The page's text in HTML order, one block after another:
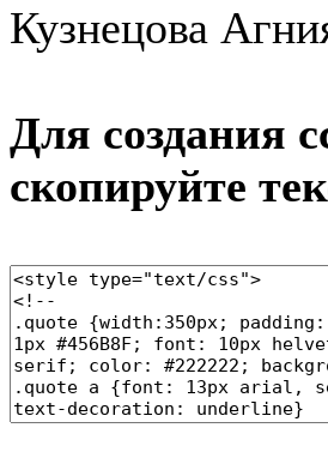
Кузнецова
Для создания
скопируйте